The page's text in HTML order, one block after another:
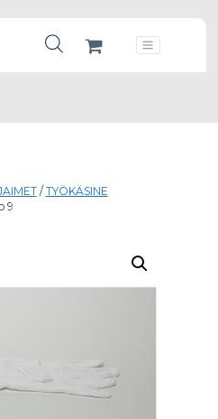
Products search
/ TYÖKÄSINE
9